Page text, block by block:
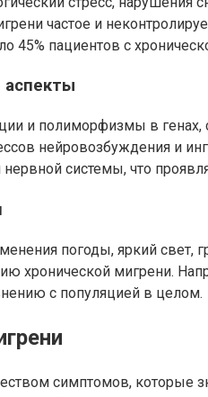
частое и
45% пациентов с
аспекты
и полиморфизмы в
нейровозбуждения и
системы, что
погоды, яркий
хронической мигрени.
с популяцией в целом.
симптомов, которые